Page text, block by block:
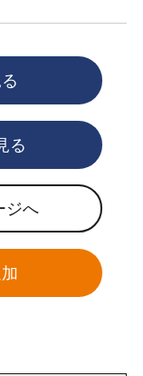
る
ジへ